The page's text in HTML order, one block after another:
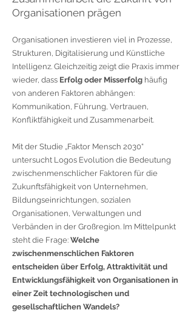
Organisationen prägen
Organisationen investieren viel in Prozesse,
Strukturen, Digitalisierung und Künstliche
Intelligenz. Gleichzeitig zeigt die Praxis immer
wieder, dass Erfolg oder Misserfolg häufig
von anderen Faktoren abhängen:
Kommunikation, Führung, Vertrauen,
Konfliktfähigkeit und Zusammenarbeit.
Mit der Studie „Faktor Mensch 2030“
untersucht Logos Evolution die Bedeutung
zwischenmenschlicher Faktoren für die
Zukunftsfähigkeit von Unternehmen,
Bildungseinrichtungen, sozialen
Organisationen, Verwaltungen und
Verbänden in der Großregion. Im Mittelpunkt
steht die Frage: Welche
zwischenmenschlichen Faktoren
entscheiden über Erfolg, Attraktivität und
Entwicklungsfähigkeit von Organisationen in
einer Zeit technologischen und
gesellschaftlichen Wandels?